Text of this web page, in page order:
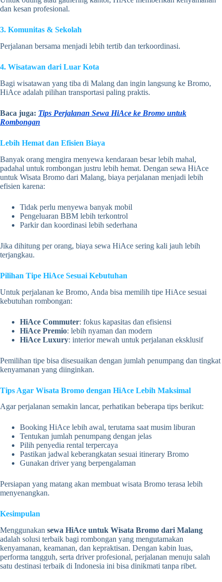
dan kesan profesional.
3. Komunitas & Sekolah
Perjalanan bersama menjadi lebih tertib dan terkoordinasi.
4. Wisatawan dari Luar Kota
Bagi wisatawan yang tiba di Malang dan ingin langsung ke Bromo,
HiAce adalah pilihan transportasi paling praktis.
Baca juga: Tips Perjalanan Sewa HiAce ke Bromo untuk
Rombongan
Lebih Hemat dan Efisien Biaya
Banyak orang mengira menyewa kendaraan besar lebih mahal,
padahal untuk rombongan justru lebih hemat. Dengan sewa HiAce
untuk Wisata Bromo dari Malang, biaya perjalanan menjadi lebih
efisien karena:
Tidak perlu menyewa banyak mobil
Pengeluaran BBM lebih terkontrol
Parkir dan koordinasi lebih sederhana
Jika dihitung per orang, biaya sewa HiAce sering kali jauh lebih
terjangkau.
Pilihan Tipe HiAce Sesuai Kebutuhan
Untuk perjalanan ke Bromo, Anda bisa memilih tipe HiAce sesuai
kebutuhan rombongan:
HiAce Commuter: fokus kapasitas dan efisiensi
HiAce Premio: lebih nyaman dan modern
HiAce Luxury: interior mewah untuk perjalanan eksklusif
Pemilihan tipe bisa disesuaikan dengan jumlah penumpang dan tingkat
kenyamanan yang diinginkan.
Tips Agar Wisata Bromo dengan HiAce Lebih Maksimal
Agar perjalanan semakin lancar, perhatikan beberapa tips berikut:
Booking HiAce lebih awal, terutama saat musim liburan
Tentukan jumlah penumpang dengan jelas
Pilih penyedia rental terpercaya
Pastikan jadwal keberangkatan sesuai itinerary Bromo
Gunakan driver yang berpengalaman
Persiapan yang matang akan membuat wisata Bromo terasa lebih
menyenangkan.
Kesimpulan
Menggunakan sewa HiAce untuk Wisata Bromo dari Malang
adalah solusi terbaik bagi rombongan yang mengutamakan
kenyamanan, keamanan, dan kepraktisan. Dengan kabin luas,
performa tangguh, serta driver profesional, perjalanan menuju salah
satu destinasi terbaik di Indonesia ini bisa dinikmati tanpa ribet.